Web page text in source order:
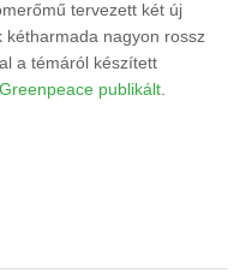
tervezett két új
kétharmada nagyon rossz
a témáról készített
Greenpeace publikált